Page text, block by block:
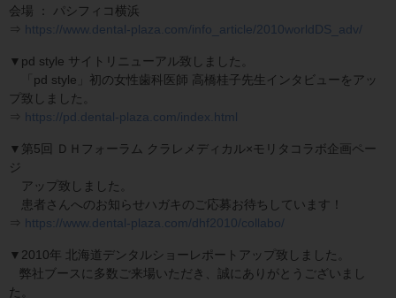
会場 ： パシフィコ横浜
⇒ https://www.dental-plaza.com/info_article/2010worldDS_adv/
▼pd style サイトリニューアル致しました。
「pd style」初の女性歯科医師 高橋桂子先生インタビューをアッ
プ致しました。
⇒ https://pd.dental-plaza.com/index.html
▼第5回 ＤＨフォーラム クラレメディカル×モリタコラボ企画ペー
ジ
アップ致しました。
患者さんへのお知らせハガキのご応募お待ちしています！
⇒ https://www.dental-plaza.com/dhf2010/collabo/
▼2010年 北海道デンタルショーレポートアップ致しました。
弊社ブースに多数ご来場いただき、誠にありがとうございまし
た。